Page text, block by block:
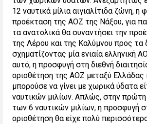
12 ναυτικά μίλια αιγιαλίτιδα ζώνη, η
προέκταση της ΑΟΖ της Νάξου, για
τα ανατολικά θα συναντήσει την
της Λέρου και της Καλύμνου προς τα
σχηματίζοντας μία ενιαία ελληνική
αυτό, η προσφυγή στη διεθνή
οριοθέτηση της ΑΟΖ μεταξύ Ελλάδας
μπορούσε να γίνει με χωρικά ύδατα
ναυτικών μιλίων. Απλώς, στην
των 6 ναυτικών μιλίων, η προσφυγή
οριοθέτηση θα είχε πολύ